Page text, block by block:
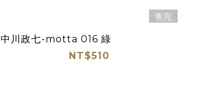
售完
中川政七-motta 016 綠
NT$510